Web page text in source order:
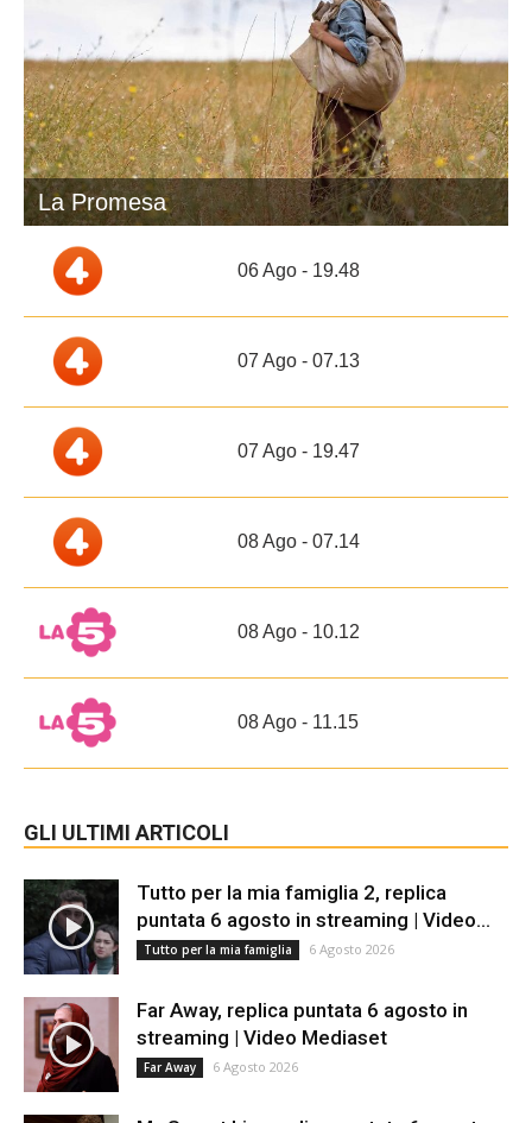
La Promesa
06 Ago - 19.48
07 Ago - 07.13
07 Ago - 19.47
08 Ago - 07.14
08 Ago - 10.12
08 Ago - 11.15
GLI ULTIMI ARTICOLI
Tutto per la mia famiglia 2, replica
puntata 6 agosto in streaming | Video...
Tutto per la mia famiglia 6 Agosto 2026
Far Away, replica puntata 6 agosto in
streaming | Video Mediaset
Far Away 6 Agosto 2026